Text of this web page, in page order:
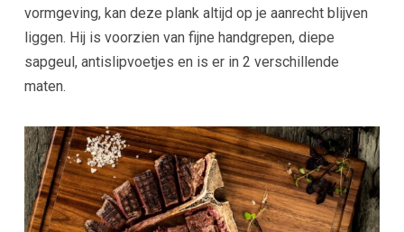
vormgeving, kan deze plank altijd op je aanrecht blijven
liggen. Hij is voorzien van fijne handgrepen, diepe
sapgeul, antislipvoetjes en is er in 2 verschillende
maten.